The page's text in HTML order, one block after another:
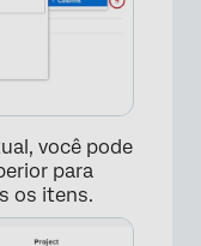
×
você pode
para
os itens.